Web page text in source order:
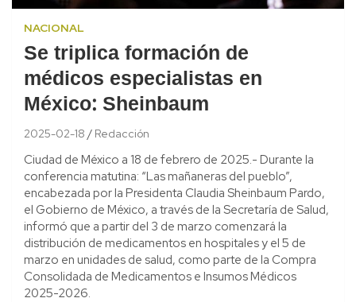
NACIONAL
Se triplica formación de
médicos especialistas en
México: Sheinbaum
2025-02-18 Redacción
Ciudad de México a 18 de febrero de 2025.- Durante la
conferencia matutina: “Las mañaneras del pueblo”,
encabezada por la Presidenta Claudia Sheinbaum Pardo,
el Gobierno de México, a través de la Secretaría de Salud,
informó que a partir del 3 de marzo comenzará la
distribución de medicamentos en hospitales y el 5 de
marzo en unidades de salud, como parte de la Compra
Consolidada de Medicamentos e Insumos Médicos
2025-2026.